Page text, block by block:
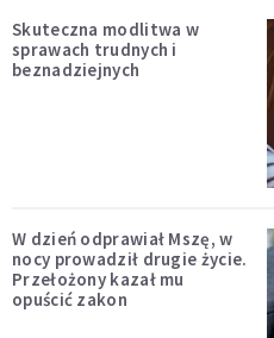
Skuteczna modlitwa w
sprawach trudnych i
beznadziejnych
W dzień odprawiał Mszę, w
nocy prowadził drugie życie.
Przełożony kazał mu
opuścić zakon